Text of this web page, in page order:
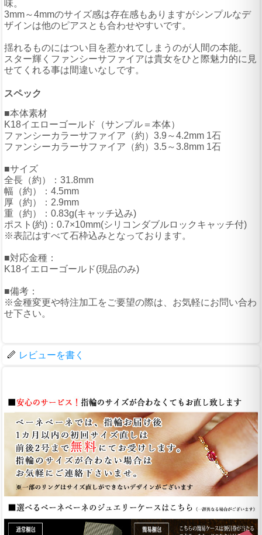
味。
3mm～4mmのサイズ感は存在感もありますがシンプルなデ
ザインは他のピアスとも合わせやすいです。
揺れるものにはつい目を惹かれてしまうのが人間の本能。
スター輝くファンシーサファイアは貴女をひと際魅力的に見
せてくれる事は間違いなしです。
スペック
■本体素材
K18イエローゴールド（サンプル＝本体）
ファンシーカラーサファイア（約）3.9～4.2mm 1石
ファンシーカラーサファイア（約）3.5～3.8mm 1石
■サイズ
全長（約）：31.8mm
幅（約）：4.5mm
厚（約）：2.9mm
重（約）：0.83g(キャッチ込み)
ポスト(約)：0.7×10mm(シリコンダブルロックキャッチ付)
※表記はすべて石枠込みとなっております。
■対応金種：
K18イエローゴールド(現品のみ)
■備考：
※金種変更や特注加工をご要望の際は、お気軽にお問い合わ
せ下さい。
レビューを書く